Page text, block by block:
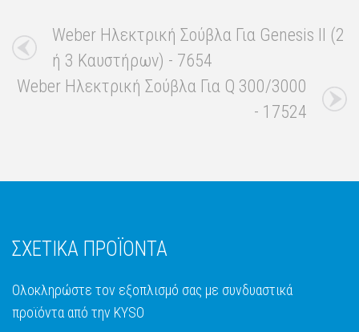
Weber Ηλεκτρική Σούβλα Για Genesis II (2
ή 3 Καυστήρων) - 7654
Weber Ηλεκτρική Σούβλα Για Q 300/3000
- 17524
ΣΧΕΤΙΚΑ ΠΡΟΪΟΝΤΑ
Ολοκληρώστε τον εξοπλισμό σας με συνδυαστικά
προϊόντα από την KYSO